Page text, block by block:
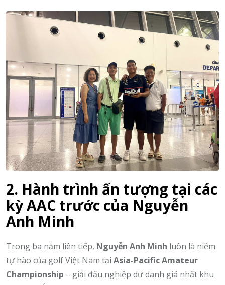
2. Hành trình ấn tượng tại các
kỳ AAC trước của Nguyễn
Anh Minh
Trong ba năm liên tiếp, Nguyễn Anh Minh luôn là niềm
tự hào của golf Việt Nam tại Asia-Pacific Amateur
Championship – giải đấu nghiệp dư danh giá nhất khu